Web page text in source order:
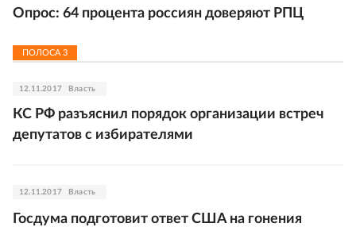
Опрос: 64 процента россиян доверяют РПЦ
ПОЛОСА 3
12.11.2017 Власть
КС РФ разъяснил порядок организации встреч
депутатов с избирателями
12.11.2017 Власть
Госдума подготовит ответ США на гонения